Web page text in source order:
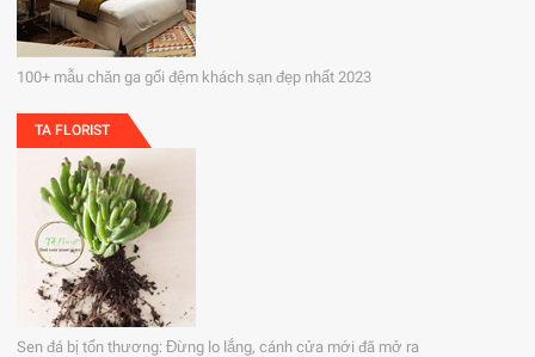
100+ mẫu chăn ga gối đệm khách sạn đẹp nhất 2023
TA FLORIST
Sen đá bị tổn thương: Đừng lo lắng, cánh cửa mới đã mở ra